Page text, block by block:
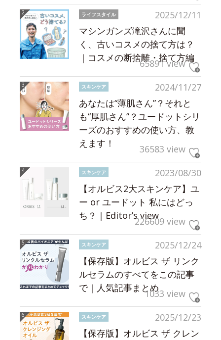
2025/12/11
ライフスタイル
マシンガンズ滝沢さんに聞
く、古いコスメの捨て方は？
｜コスメの断捨離・捨て方編
65891 view
2024/11/27
スキンケア
あなたは“薄肌さん”？それと
も“厚肌さん”？ユードットシリ
ーズのおすすめの使い方、教
えます！
36583 view
2023/08/30
スキンケア
【オルビス2大スキンケア】ユ
ー or ユードット 私にはどっ
ち？｜Editor’s view226609 view
2025/12/24
スキンケア
【保存版】オルビス ザ リンク
ルセラムのすべてをこの記事
で｜人気記事まとめ1033 view
2025/12/23
スキンケア
【保存版】オルビス ザ クレン